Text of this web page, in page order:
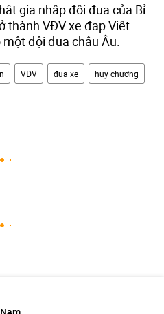
gia nhập đội đua của Bỉ
thành VĐV xe đạp Việt
đội đua châu Âu.
VĐV đua xe huy chương